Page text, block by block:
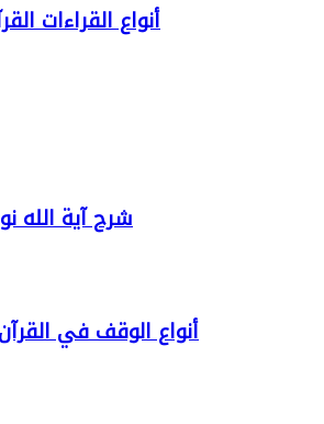
أنواع القراءات
شرح آية الله
أنواع الوقف في